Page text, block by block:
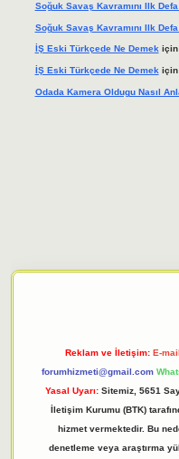
Soğuk Savaş Kavramını Ilk
Soğuk Savaş Kavramını Ilk
İŞ Eski Türkçede Ne Demekiçin
İŞ Eski Türkçede Ne Demek için
Odada Kamera Oldugu Nasıl
Reklam ve İletişim: E-
forumhizmeti@gmail.com
Yasal Uyarı: Sitemiz, 5651
İletişim Kurumu (BTK)
hizmet vermektedir. Bu
denetleme veya araştırma